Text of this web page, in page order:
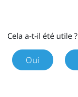
Cela a-t-il été utile ?
Oui